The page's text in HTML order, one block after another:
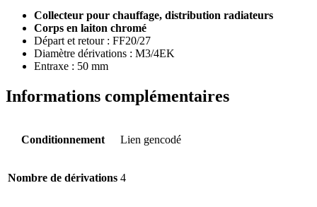
Collecteur pour chauffage, distribution radiateurs
Corps en laiton chromé
Départ et retour : FF20/27
Diamètre dérivations : M3/4EK
Entraxe : 50 mm
Informations complémentaires
Conditionnement Lien gencodé
Nombre de dérivations 4